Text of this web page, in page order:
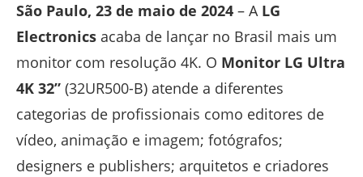
São Paulo, 23 de maio de 2024 – A LG
Electronics acaba de lançar no Brasil mais um
monitor com resolução 4K. O Monitor LG Ultra
4K 32” (32UR500-B) atende a diferentes
categorias de profissionais como editores de
vídeo, animação e imagem; fotógrafos;
designers e publishers; arquitetos e criadores